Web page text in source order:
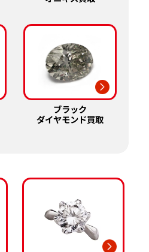
ブラック
ダイヤモンド買取